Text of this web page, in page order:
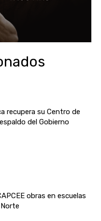
recupera su Centro de
del Gobierno
obras en escuelas